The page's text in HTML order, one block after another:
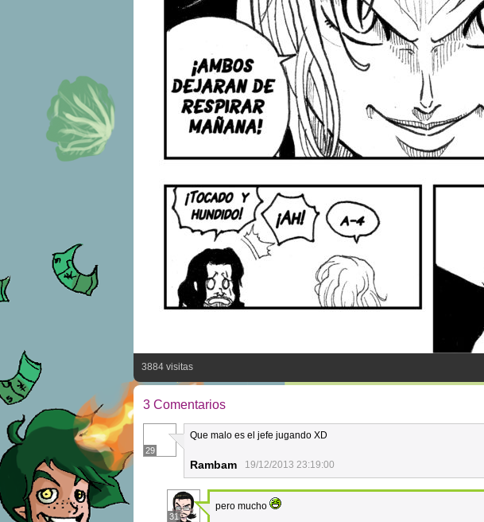
3884 visitas
3 Comentarios
29
Que malo es el jefe jugando XD
Rambam 19/12/2013 23:19:00
31
pero mucho